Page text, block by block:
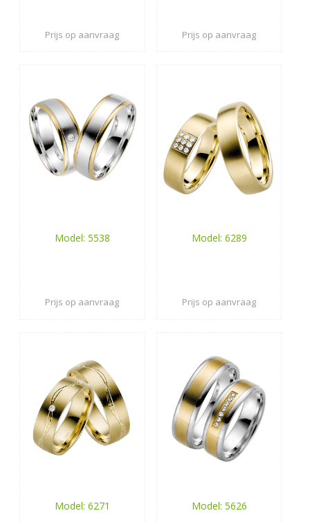
Prijs op aanvraag Prijs op aanvraag
Model: 5538
Prijs op aanvraag
Model: 6289
Prijs op aanvraag
Model: 6271 Model: 5626